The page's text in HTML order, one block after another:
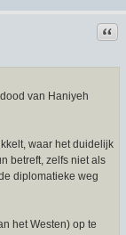
Citeer
van Haniyeh
waar het duidelijk
betreft, zelfs niet als
diplomatieke weg
het Westen) op te